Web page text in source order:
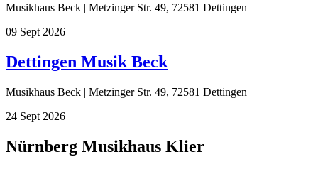
Musikhaus Beck | Metzinger Str. 49, 72581 Dettingen
09 Sept 2026
Dettingen Musik Beck
Musikhaus Beck | Metzinger Str. 49, 72581 Dettingen
24 Sept 2026
Nürnberg Musikhaus Klier